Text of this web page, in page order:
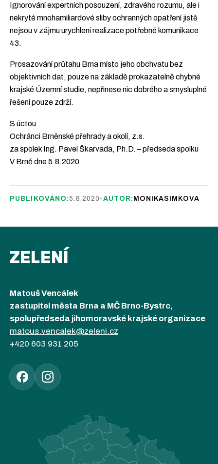
Ignorování expertních posouzení, zdravého rozumu, ale i
nekryté mnohamiliardové sliby ochranných opatření jistě
nejsou v zájmu urychlení realizace potřebné komunikace
43.
Prosazování průtahu Brna místo jeho obchvatu bez
objektivních dat, pouze na základě prokazatelně chybné
krajské Územní studie, nepřinese nic dobrého a smysluplné
řešení pouze zdrží.
S úctou
Ochránci Brněnské přehrady a okolí, z.s.
za spolek Ing. Pavel Škarvada, Ph.D. – předseda spolku
V Brně dne 5.8.2020
PUBLIKOVÁNO: 5.8.2020 • AUTOR: MONIKASIMKOVA
ZELENÍ
Matouš Vencálek
zastupitel města Brna a MČ Brno-Bystrc,
spolupředseda jihomoravské krajské organizace
matous.vencalek@zeleni.cz
+420 603 931 205